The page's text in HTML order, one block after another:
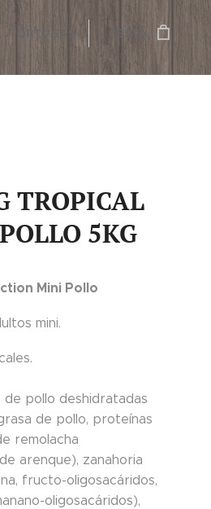
TORTUGAS CESTA
TROPICAL
5KG
Mini Pollo
mini.
pollo deshidratadas
de pollo, proteínas
remolacha
arenque), zanahoria
fructo-oligosacáridos,
oligosacáridos),